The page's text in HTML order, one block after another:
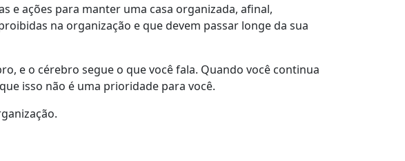
e ações para manter uma casa organizada, afinal,
na organização e que devem passar longe da sua
e o cérebro segue o que você fala. Quando você continua
isso não é uma prioridade para você.